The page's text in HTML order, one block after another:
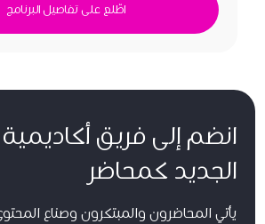
اطّلع على تفاصيل البرنامج
انضم إلى فريق أكاديمية
الجديد كمحاضر
يأتي المحاضرون والمبتكرون وصناع